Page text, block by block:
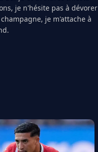
je n'hésite pas à dévorer
je m'attache à